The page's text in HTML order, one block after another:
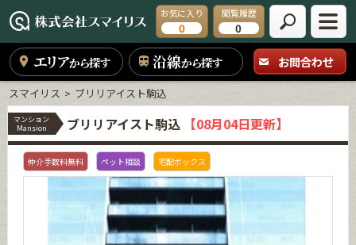
お気に入り
0
閲覧履歴
0
エリアから探す 沿線から探す お問合わせ
スマイリス ブリリアイスト駒込
マンション
Mansion
ブリリアイスト駒込 【08月04日更新】
仲介手数料無料 ペット相談 宅配ボックス